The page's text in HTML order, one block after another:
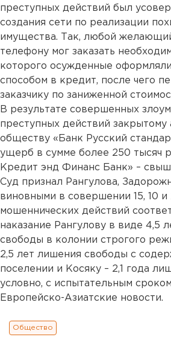
преступных действий был
создания сети по реализации
имущества. Так, любой
телефону мог заказать
которого осужденные
способом в кредит, после чего
заказчику по заниженной
В результате совершенных
преступных действий
обществу «Банк Русский
ущерб в сумме более 250 тысяч
Кредит энд Финанс Банк» –
Суд признал Рангулова,
виновными в совершении 15, 10 и
мошеннических действий
наказание Рангулову в виде 4,5
свободы в колонии строгого
2,5 лет лишения свободы с
поселении и Косяку – 2,1 года
условно, с испытательным
Европейско-Азиатские новости.
Общество